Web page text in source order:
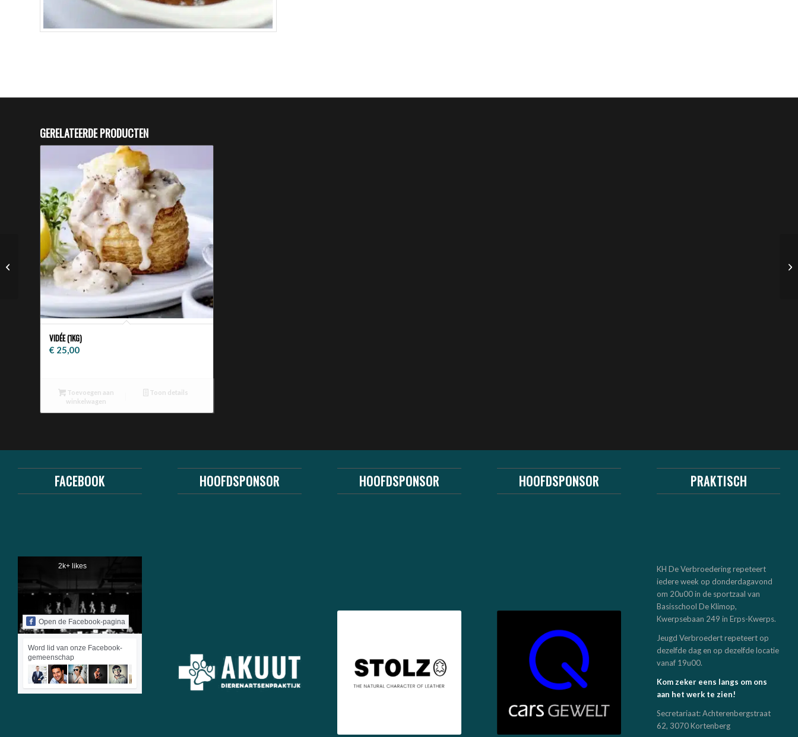
GERELATEERDE PRODUCTEN
VIDÉE (1KG)
€ 25,00
Toevoegen aan
winkelwagen
Toon details
FACEBOOK HOOFDSPONSOR HOOFDSPONSOR HOOFDSPONSOR PRAKTISCH
2k+ likes
Open de Facebook-pagina
Word lid van onze Facebook-
gemeenschap
KH De Verbroedering repeteert
iedere week op donderdagavond
om 20u00 in de sportzaal van
Basisschool De Klimop,
Kwerpsebaan 249 in Erps-Kwerps.
Jeugd Verbroedert repeteert op
dezelfde dag en op dezelfde locatie
vanaf 19u00.
Kom zeker eens langs om ons
aan het werk te zien!
Secretariaat: Achterenbergstraat
62, 3070 Kortenberg
Vidée (1kg)